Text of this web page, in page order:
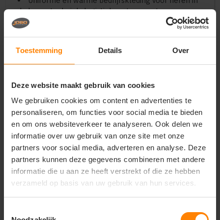
Toestemming Details Over
Deze website maakt gebruik van cookies
We gebruiken cookies om content en advertenties te
personaliseren, om functies voor social media te bieden
en om ons websiteverkeer te analyseren. Ook delen we
informatie over uw gebruik van onze site met onze
partners voor social media, adverteren en analyse. Deze
partners kunnen deze gegevens combineren met andere
informatie die u aan ze heeft verstrekt of die ze hebben
verzameld op basis van uw gebruik van hun services.
de bouw, techniek, logistiek en transport
Representatieve kleding voor standbemanning,
buitendiensten en installatieteams
verenigingen, scholen en outdoor-events
Belangrijkste kenmerken:
Materiaal:100% premium polyester microfleece
Design:Tijdloos ontwerp met een volledige
ritssluiting, opstaande kraag en handige zijzakken
Pasvorm:Comfortabele en sportieve
herenpasvorm (Regular fit) met voldoende
bewegingsvrijheid
Functionaliteit:
Sneldrogend, ademend en licht
van gewicht; perfect voor het effectieve
drielagensysteem
Duurzaamheid: Vormvast en kleurvast materiaal
dat ontworpen is voor langdurig en intensief dagelijks